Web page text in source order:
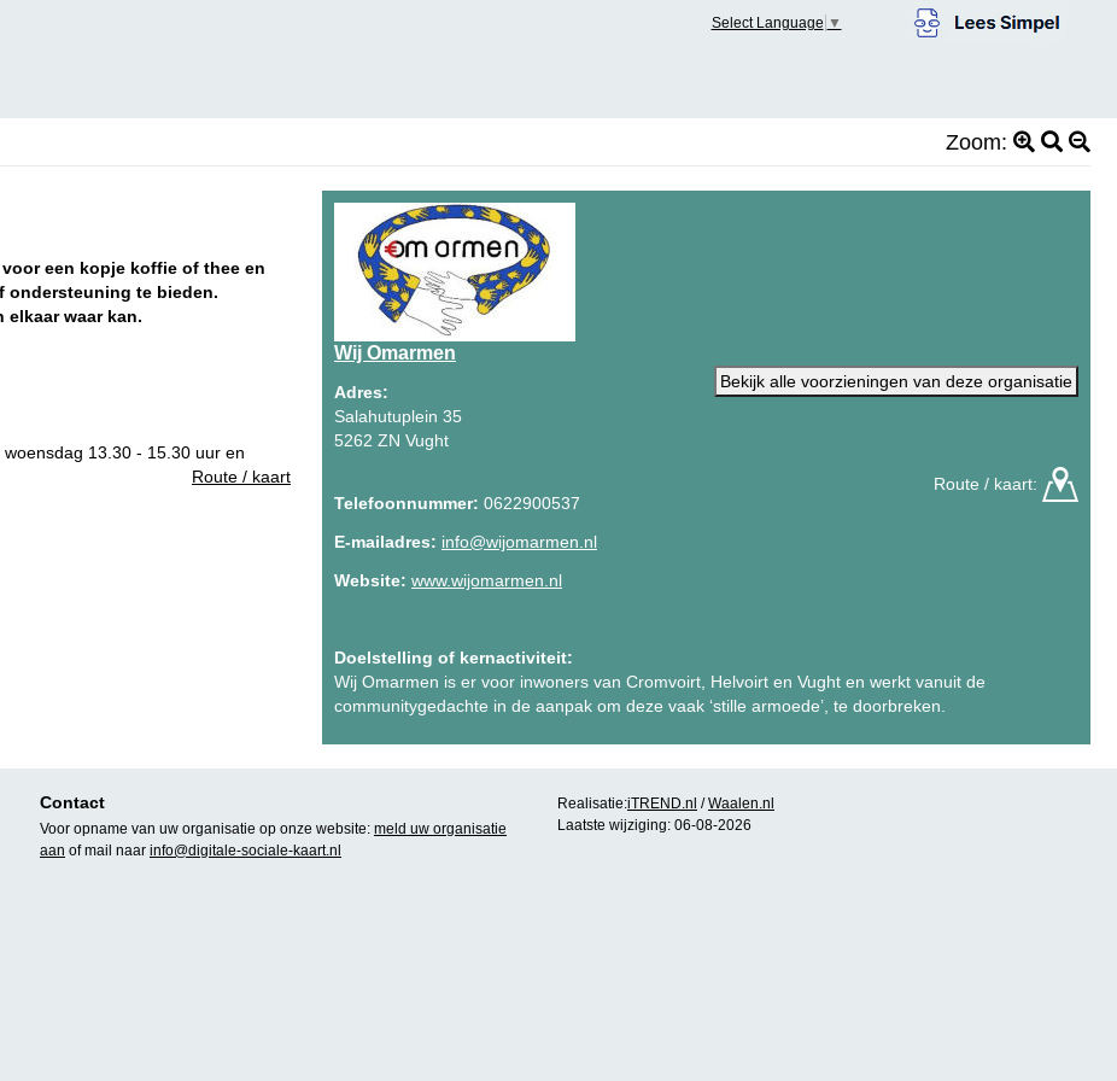
Select Language ▼
Zoom:
een kopje koffie of thee en
ondersteuning te bieden.
waar kan.
13.30 - 15.30 uur en
Route / kaart
Wij Omarmen
Bekijk alle voorzieningen van deze organisatie
Adres:
Salahutuplein 35
5262 ZN Vught
Route / kaart:
Telefoonnummer: 0622900537
E-mailadres: info@wijomarmen.nl
Website: www.wijomarmen.nl
Doelstelling of kernactiviteit:
Wij Omarmen is er voor inwoners van Cromvoirt, Helvoirt en Vught en werkt vanuit de
communitygedachte in de aanpak om deze vaak ‘stille armoede’, te doorbreken.
Contact
Voor opname van uw organisatie op onze website: meld uw organisatie
aan of mail naar info@digitale-sociale-kaart.nl
Realisatie:iTREND.nl /Waalen.nl
Laatste wijziging: 06-08-2026